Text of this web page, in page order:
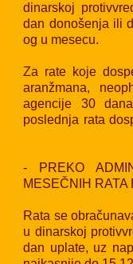
dinarskoj
dan donošenja ili
og u
Za rate koje
aranžmana,
agencije 30
poslednja rata
- PREKO
Rata se
u dinarskoj
dan uplate, uz